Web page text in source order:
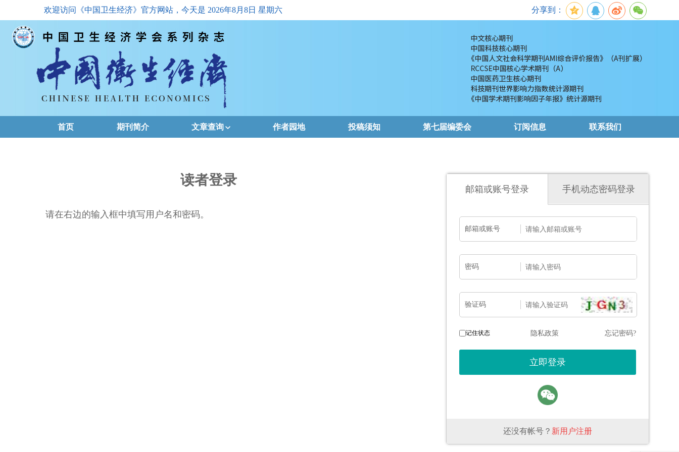
欢迎访问《中国卫生经济》官方网站，今天是 2026年8月8日 星期六 分享到：
首页 期刊简介 文章查询
下载排名
作者园地 投稿须知 第七届编委会 订阅信息 联系我们
读者登录
请在右边的输入框中填写用户名和密码。
邮箱或账号登录 手机动态密码登录
邮箱或账号
密码
验证码
记住状态 隐私政策 忘记密码?
还没有帐号？ 新用户注册